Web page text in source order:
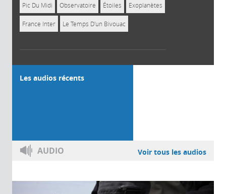
Pic Du Midi Observatoire Étoiles Exoplanètes
France Inter Le Temps D'un Bivouac
Les audios récents
AUDIO Voir tous les audios